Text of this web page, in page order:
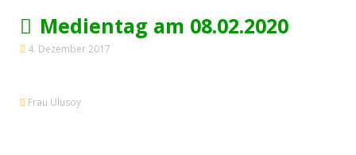
Medientag am 08.02.2020
4. Dezember 2017
Frau Ulusoy